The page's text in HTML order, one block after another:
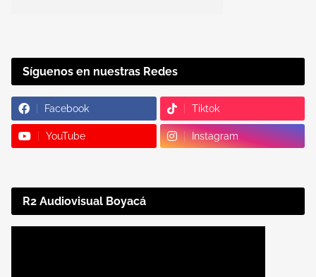
Síguenos en nuestras Redes
Facebook Tiktok
YouTube Instagram
R2 Audiovisual Boyacá